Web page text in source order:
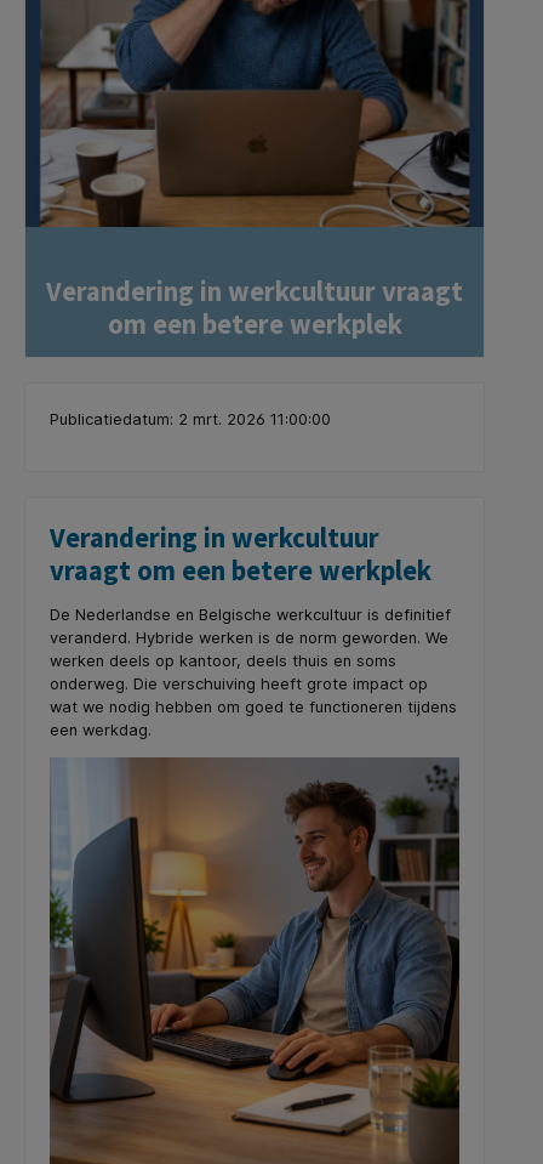
Verandering in werkcultuur vraagt
om een betere werkplek
Publicatiedatum: 2 mrt. 2026 11:00:00
Verandering in werkcultuur
vraagt om een betere werkplek
De Nederlandse en Belgische werkcultuur is definitief
veranderd. Hybride werken is de norm geworden. We
werken deels op kantoor, deels thuis en soms
onderweg. Die verschuiving heeft grote impact op
wat we nodig hebben om goed te functioneren tijdens
een werkdag.